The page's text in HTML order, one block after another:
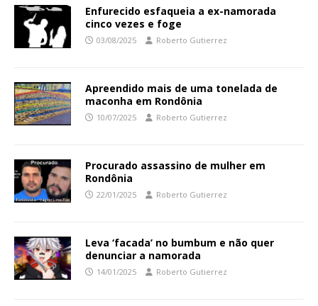
Enfurecido esfaqueia a ex-namorada
cinco vezes e foge
03/08/2025 Roberto Gutierrez
Apreendido mais de uma tonelada de
maconha em Rondônia
10/07/2025 Roberto Gutierrez
Procurado assassino de mulher em
Rondônia
22/01/2025 Roberto Gutierrez
Leva ‘facada’ no bumbum e não quer
denunciar a namorada
14/01/2025 Roberto Gutierrez